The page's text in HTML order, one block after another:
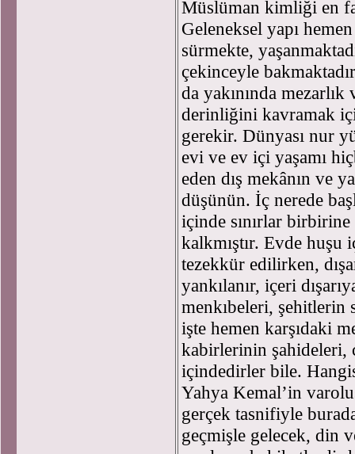
Müslüman kimliği en
Geleneksel yapı
sürmekte,
çekinceyle
da yakınında
derinliğini kavramak
gerekir. Dünyası nur
evi ve ev içi yaşamı
eden dış mekânın ve
düşünün. İç nerede
içinde sınırlar
kalkmıştır. Evde huşu
tezekkür edilirken,
yankılanır, içeri
menkıbeleri, şehitlerin
işte hemen karşıdaki
kabirlerinin şahideleri,
içindedirler bile.
Yahya Kemal’in
gerçek tasnifiyle
geçmişle gelecek, din